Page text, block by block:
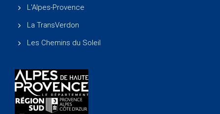
L'Alpes-Provence
La TransVerdon
Les Chemins du Soleil